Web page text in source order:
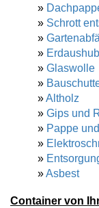
»
» Schrott
»
» Erdaushub
» Glaswolle
»
»Altholz
» Gips und
» Pappe
»
»
»Asbest
Container von